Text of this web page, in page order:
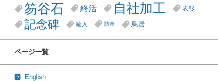
笏谷石 終活 自社加工 表彰
記念碑 輸入 防草 鳥居
ページ一覧
English